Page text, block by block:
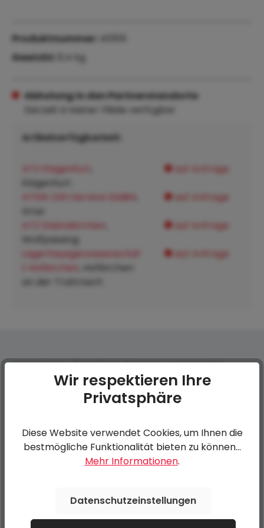
Abholung in den Partnerstandorte
Derzeit in keiner Filiale verfügbar
Artikelverfügbarkeit:
ATZ Klagenfurt
Klagenfurt:
auf Anfrage
ATSW 24h Service GMBH auf Anfrage
ATZ Steinakirchen
Wolfpassing:
auf Anfrage
Lagerhausgenossenschaf
t Hofkirchen
, Hofkirchen
an der Trattnach:
auf Anfrage
Produktnummer:
Gewicht:
6.4 kg
Heckstützen (Satz) inkl. Befestigungsmaterial
Durchschnittliche Bewertung von 0 von 5 Sternen
Bewerten Sie dieses Produkt!
Bewertung schreiben
Wir respektieren Ihre
Privatsphäre
Diese Website verwendet Cookies, um Ihnen die
bestmögliche Funktionalität bieten zu können...
Mehr Informationen.
Datenschutzeinstellungen